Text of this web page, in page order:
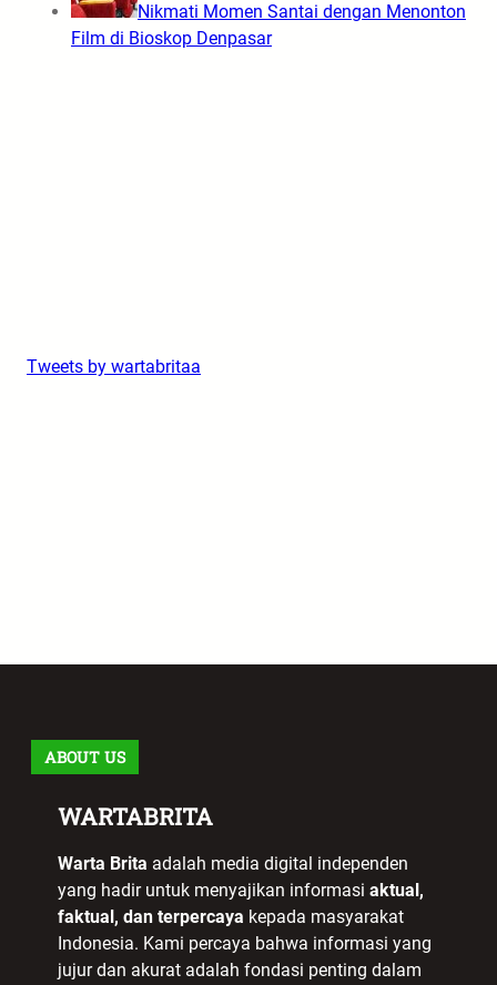
Nikmati Momen Santai dengan Menonton
Film di Bioskop Denpasar
Tweets by wartabritaa
ABOUT US
WARTABRITA
Warta Brita adalah media digital independen
yang hadir untuk menyajikan informasi aktual,
faktual, dan terpercaya kepada masyarakat
Indonesia. Kami percaya bahwa informasi yang
jujur dan akurat adalah fondasi penting dalam